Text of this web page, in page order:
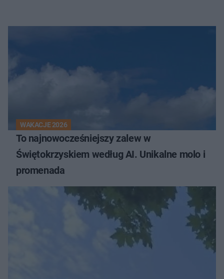
WAKACJE 2026
To najnowocześniejszy zalew w
Świętokrzyskiem według AI. Unikalne molo i
promenada